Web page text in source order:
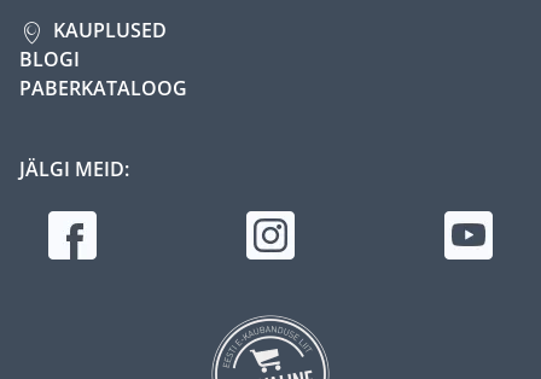
KAUPLUSED
BLOGI
PABERKATALOOG
JÄLGI MEID: